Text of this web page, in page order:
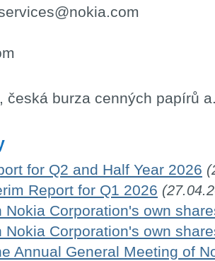
česká burza cenných papírů
for Q2 and Half Year 2026
Report for Q1 2026
Nokia Corporation's own
Nokia Corporation's own
Annual General Meeting of